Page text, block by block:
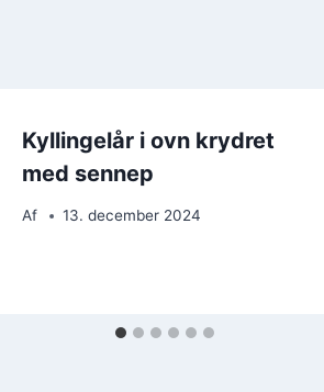
Kyllingelår i ovn krydret
med sennep
Af 13. december 2024